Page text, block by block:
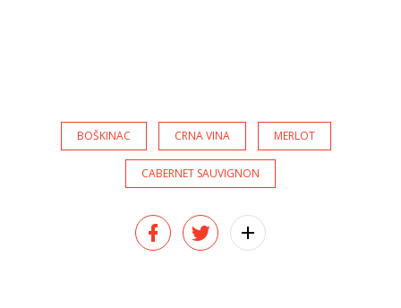
BOŠKINAC CRNA VINA MERLOT
CABERNET SAUVIGNON